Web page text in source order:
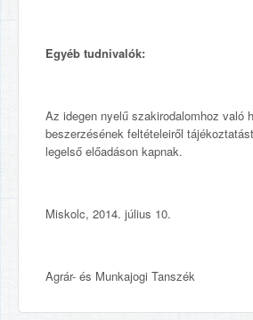
Egyéb tudnivalók:
Az idegen nyelű szakirodalomhoz való
beszerzésének feltételeiről
legelső előadáson kapnak.
Miskolc, 2014. július 10.
Agrár- és Munkajogi Tanszék